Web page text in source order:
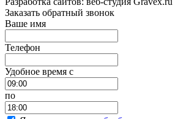
Заказать обратный звонок
Ваше имя
Телефон
Удобное время c
по